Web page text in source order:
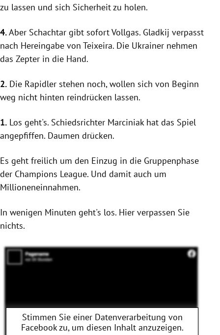
zu lassen und sich Sicherheit zu holen.
4.Aber Schachtar gibt sofort Vollgas. Gladkij verpasst
nach Hereingabe von Teixeira. Die Ukrainer nehmen
das Zepter in die Hand.
2. Die Rapidler stehen noch, wollen sich von Beginn
weg nicht hinten reindrücken lassen.
1. Los geht's. Schiedsrichter Marciniak hat das Spiel
angepfiffen. Daumen drücken.
Es geht freilich um den Einzug in die Gruppenphase
der Champions League. Und damit auch um
Millioneneinnahmen.
In wenigen Minuten geht's los. Hier verpassen Sie
nichts.
Stimmen Sie einer Datenverarbeitung von
Facebookzu, um diesen Inhalt anzuzeigen.